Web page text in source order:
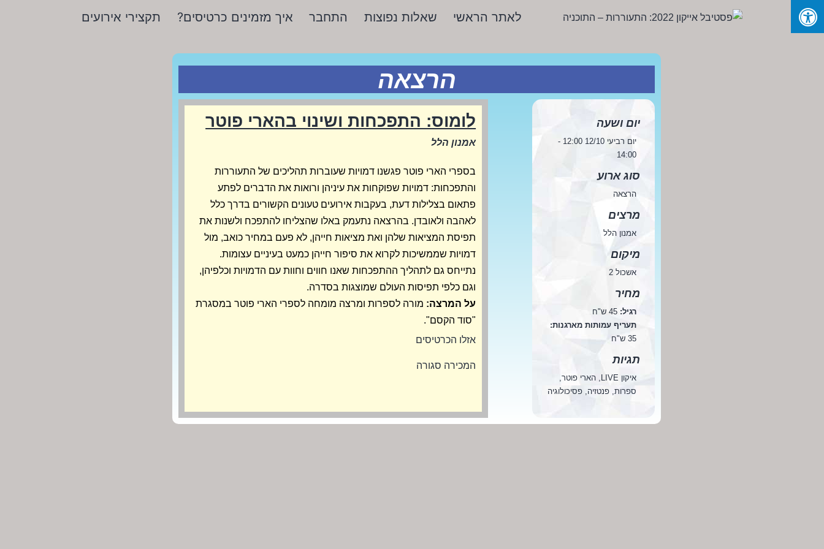
Skip
לאתר הראשי שאלות נפוצות התחבר איך מזמינים כרטיסים? תקצירי אירועים
הרצאה
יום ושעה
יום רביעי 12/10 12:00 -
14:00
סוג ארוע
הרצאה
מרצים
אמנון הלל
מיקום
אשכול 2
מחיר
רגיל:
תעריף עמותות מארגנות:
35 ש"ח
תגיות
איקון LIVE, הארי פוטר,
ספרות, פנטזיה, פסיכולוגיה
לומוס: התפכחות ושינוי בהארי פוטר
אמנון הלל
בספרי הארי פוטר פגשנו דמויות שעוברות תהליכים של התעוררות
והתפכחות: דמויות שפוקחות את עיניהן ורואות את הדברים לפתע
פתאום בצלילות דעת, בעקבות אירועים טעונים הקשורים בדרך כלל
לאהבה ולאובדן. בהרצאה נתעמק באלו שהצליחו להתפכח ולשנות את
תפיסת המציאות שלהן ואת מציאות חייהן, לא פעם במחיר כואב, מול
דמויות שממשיכות לקרוא את סיפור חייהן כמעט בעיניים עצומות.
נתייחס גם לתהליך ההתפכחות שאנו חווים וחוות עם הדמויות וכלפיהן,
וגם כלפי תפיסות העולם שמוצגות בסדרה.
על המרצה: מורה לספרות ומרצה מומחה לספרי הארי פוטר במסגרת
"סוד הקסם".
אזלו הכרטיסים
המכירה סגורה